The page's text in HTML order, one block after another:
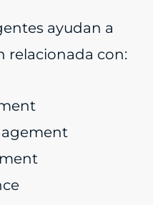
ayudan a
relacionada con: